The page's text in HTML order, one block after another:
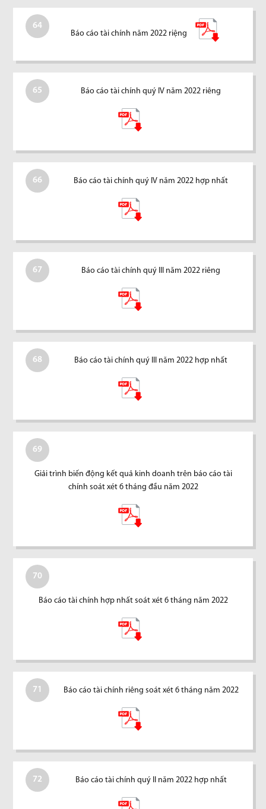
64
Báo cáo tài chính năm 2022 riệng
65 Báo cáo tài chính quý IV năm 2022 riêng
66 Báo cáo tài chính quý IV năm 2022 hợp nhất
67 Báo cáo tài chính quý III năm 2022 riêng
68 Báo cáo tài chính quý III năm 2022 hợp nhất
69
Giải trình biến động kết quả kinh doanh trên báo cáo tài
chính soát xét 6 tháng đầu năm 2022
70
Báo cáo tài chính hợp nhất soát xét 6 tháng năm 2022
71 Báo cáo tài chính riêng soát xét 6 tháng năm 2022
72 Báo cáo tài chính quý II năm 2022 hợp nhất